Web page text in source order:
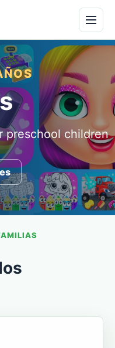
preschool children